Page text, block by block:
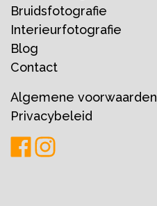
Bruidsfotografie
Interieurfotografie
Blog
Contact
Algemene voorwaarden
Privacybeleid